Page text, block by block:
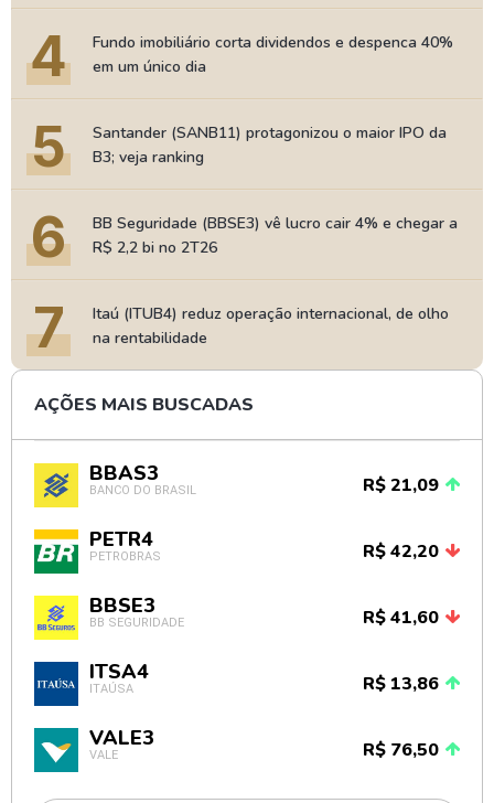
4
Fundo imobiliário corta dividendos e despenca 40%
em um único dia
5
Santander (SANB11) protagonizou o maior IPO da
B3; veja ranking
6
BB Seguridade (BBSE3) vê lucro cair 4% e chegar a
R$ 2,2 bi no 2T26
7
Itaú (ITUB4) reduz operação internacional, de olho
na rentabilidade
AÇÕES MAIS BUSCADAS
BBAS3
BANCO DO BRASIL R$ 21,09
PETR4
PETROBRAS R$ 42,20
BBSE3
BB SEGURIDADE R$ 41,60
ITSA4
ITAÚSA R$ 13,86
VALE3
VALE R$ 76,50